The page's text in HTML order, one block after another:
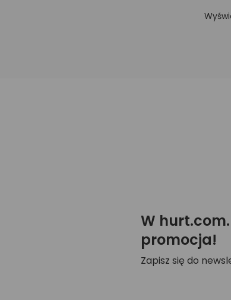
W
promocja!
Zapisz się do